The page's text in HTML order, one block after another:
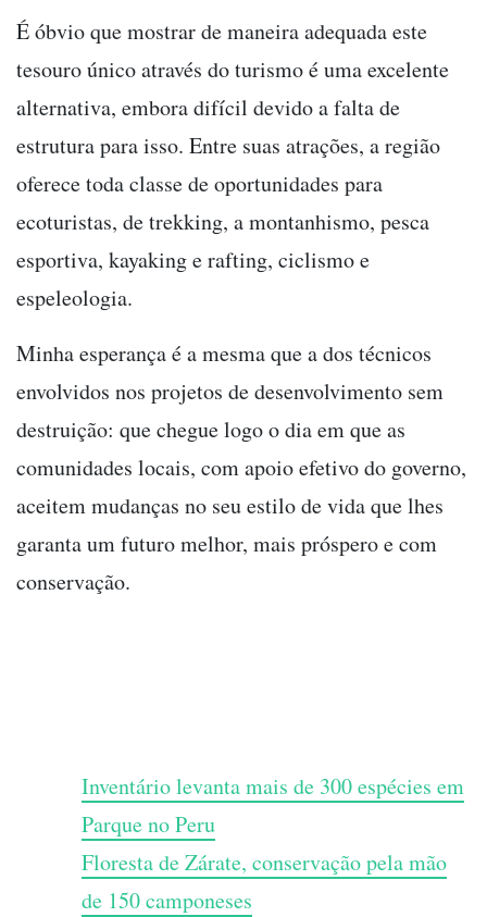
É óbvio que mostrar de maneira adequada este
tesouro único através do turismo é uma excelente
alternativa, embora difícil devido a falta de
estrutura para isso. Entre suas atrações, a região
oferece toda classe de oportunidades para
ecoturistas, de trekking, a montanhismo, pesca
esportiva, kayaking e rafting, ciclismo e
espeleologia.
Minha esperança é a mesma que a dos técnicos
envolvidos nos projetos de desenvolvimento sem
destruição: que chegue logo o dia em que as
comunidades locais, com apoio efetivo do governo,
aceitem mudanças no seu estilo de vida que lhes
garanta um futuro melhor, mais próspero e com
conservação.
Inventário levanta mais de 300 espécies em
Parque no Peru
Floresta de Zárate, conservação pela mão
de 150 camponeses